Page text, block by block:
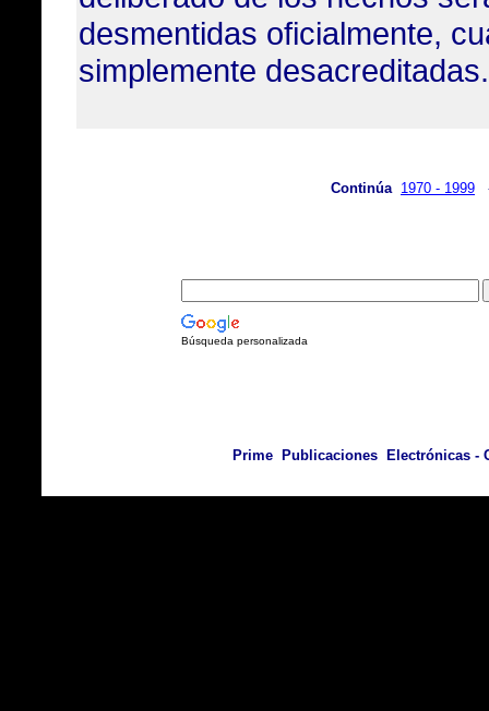
desmentidas oficialmente,
simplemente
Continúa 1970 - 1999
Búsqueda personalizada
Prime Publicaciones Electrónicas -